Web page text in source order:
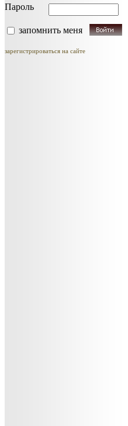
Пароль
запомнить меня
зарегистрироваться на сайте